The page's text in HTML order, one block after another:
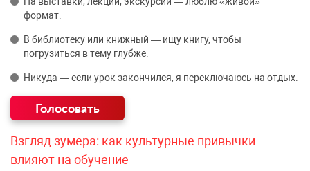
формат.
В библиотеку или книжный — ищу книгу, чтобы
погрузиться в тему глубже.
Никуда — если урок закончился, я переключаюсь на отдых.
Взгляд зумера: как культурные привычки
влияют на обучение